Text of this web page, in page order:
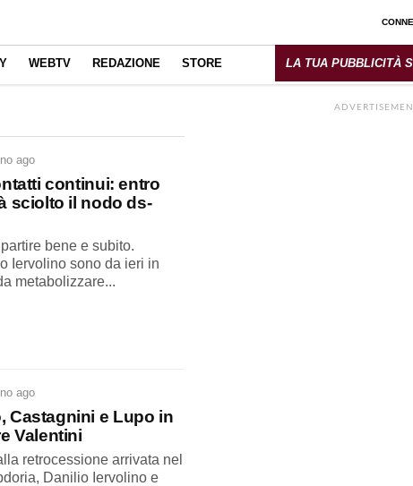
WEBTV REDAZIONE STORE LA TUA PUBBLICITÀ
ago
continui: entro
sciolto il nodo ds-
bene e subito.
Iervolino sono da ieri in
metabolizzare...
ago
Castagnini e Lupo in
Valentini
retrocessione arrivata nel
Danilio Iervolino e